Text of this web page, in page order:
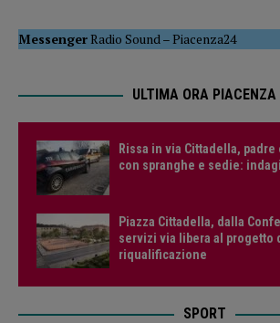
MessengerRadio Sound –Piacenza24
ULTIMA ORA PIACENZA
Rissa in via Cittadella,
con spranghe e sedie:
Piazza Cittadella, dalla
servizi via libera al progetto
riqualificazione
SPORT